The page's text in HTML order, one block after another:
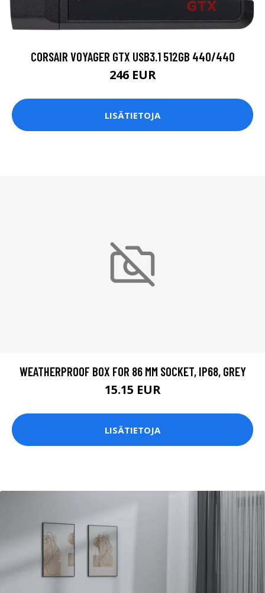
CORSAIR VOYAGER GTX USB3.1 512GB 440/440
246 EUR
LISÄTIETOJA
WEATHERPROOF BOX FOR 86 MM SOCKET, IP68, GREY
15.15 EUR
LISÄTIETOJA